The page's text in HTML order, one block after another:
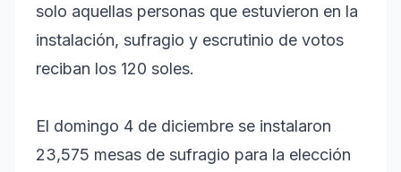
solo aquellas personas que estuvieron en la
instalación, sufragio y escrutinio de votos
reciban los 120 soles.
El domingo 4 de diciembre se instalaron
23,575 mesas de sufragio para la elección